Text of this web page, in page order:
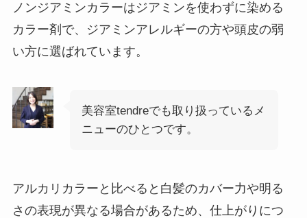
ノンジアミンカラーはジアミンを使わずに染める
カラー剤で、ジアミンアレルギーの方や頭皮の弱
い方に選ばれています。
美容室tendreでも取り扱っているメ
ニューのひとつです。
アルカリカラーと比べると白髪のカバー力や明る
さの表現が異なる場合があるため、仕上がりにつ